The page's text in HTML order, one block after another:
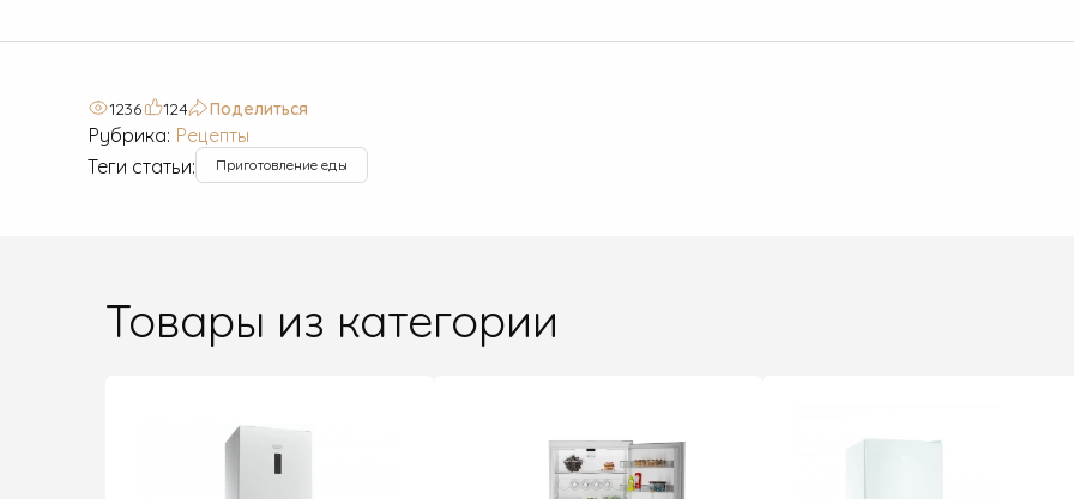
1236 124 Поделиться
Рубрика: Рецепты
Теги статьи:
Приготовление еды
Товары из категории